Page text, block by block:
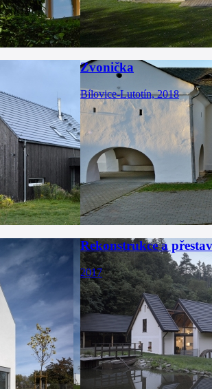
Zvonička
Bílovice-Lutotín, 2018
Rekonstrukce a
2017